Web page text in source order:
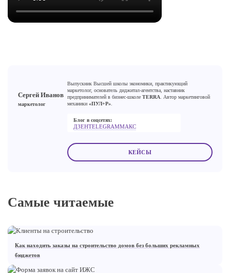
Сергей Иванов
маркетолог
Выпускник Высшей школы экономики, практикующий
маркетолог, основатель диджитал-агентства, наставник
предпринимателей в бизнес-школеTERRA. Автор маркетинговой
механики«ПУЛ+Р».
Блог в соцсетях:
ДЗЕНTELEGRAMМАКС
КЕЙСЫ
Самые читаемые
Как находить заказы на строительство домов без больших рекламных
бюджетов